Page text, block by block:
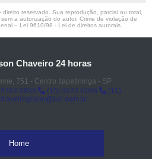
reservado. Sua reprodução, parcial ou total,
a autorização do autor. Crime de violação de
– Lei 9610/98 - Lei de direitos autorais
Chaveiro 24 horas
751 - Centro Itapetininga - SP
0869 (15) 3272-6086
(15)
Home